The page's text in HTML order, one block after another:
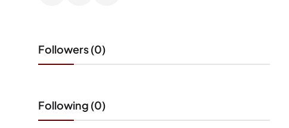
Followers (0)
Following (0)